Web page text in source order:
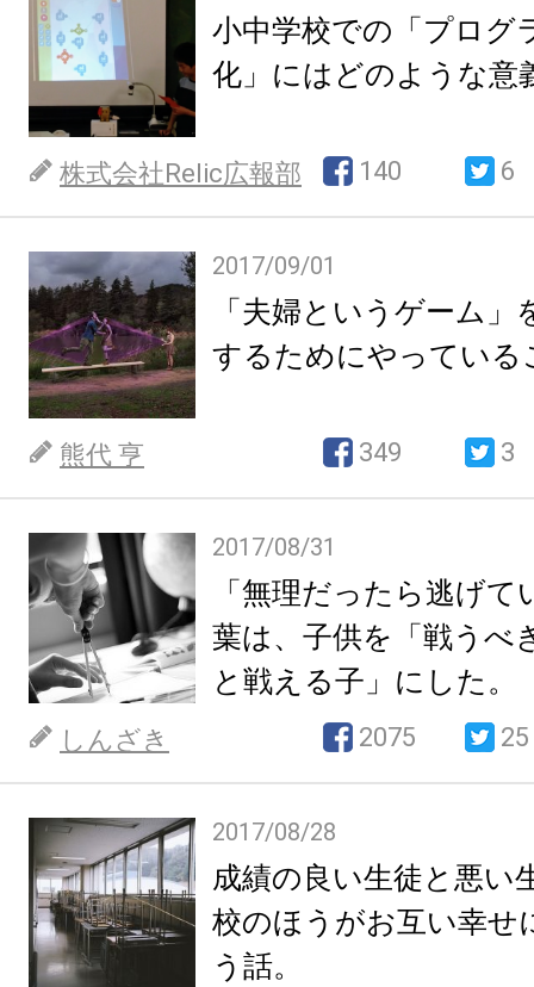
小中学校での「プログ
化」にはどのような意
株式会社Relic広報部 140 6
2017/09/01
「夫婦というゲーム
するためにやっている
熊代 亨 349 3
2017/08/31
「無理だったら逃げ
葉は、子供を「戦うべ
と戦える子」にした。
しんざき 2075 25
2017/08/28
成績の良い生徒と悪い
校のほうがお互い幸せ
う話。